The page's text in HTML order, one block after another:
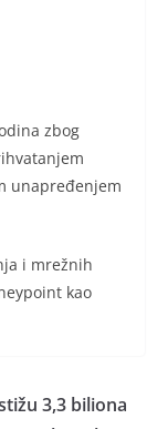
zbog
unapređenjem
i mrežnih
kao
3,3 biliona